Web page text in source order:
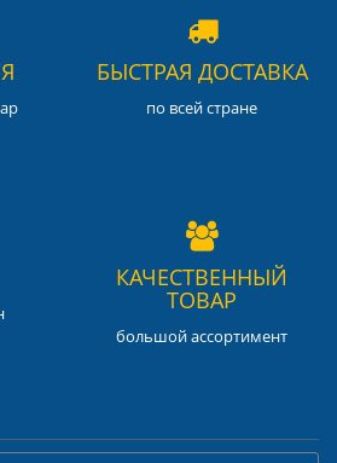
БЫСТРАЯ ДОСТАВКА
по всей стране
КАЧЕСТВЕННЫЙ
ТОВАР
большой ассортимент